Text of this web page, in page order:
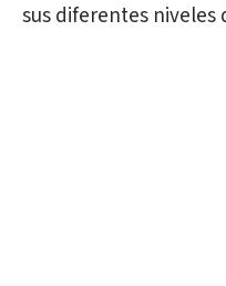
sus diferentes niveles